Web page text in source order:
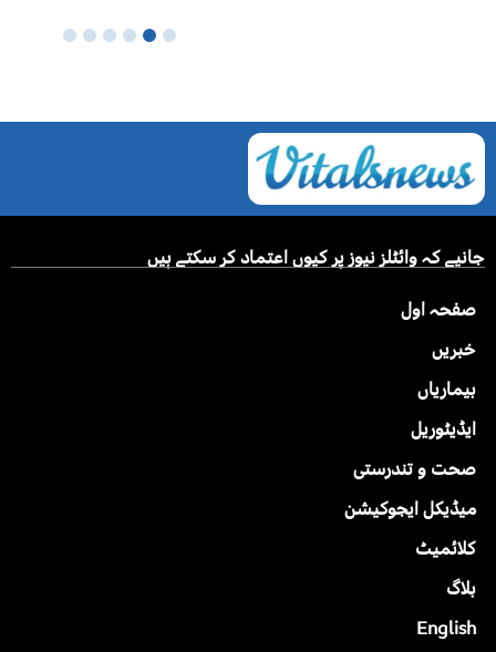
جانیے کہ وائٹلز نیوز پر کیوں اعتماد کر سکتے ہیں
صفحہ اول
خبریں
بیماریاں
ایڈیٹوریل
صحت و تندرستی
میڈیکل ایجوکیشن
کلائمیٹ
بلاگ
English